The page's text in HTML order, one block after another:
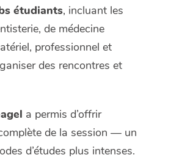
étudiants, incluant les
de médecine
professionnel et
des rencontres et
a permis d’offrir
de la session — un
d’études plus intenses.